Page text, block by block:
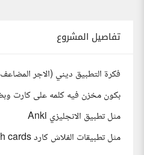
تفاصيل المشروع
فكرة التطبيق ديني (الاجر
بكون مخزن فيه كلمه على كارت
مثل تطبيق الانجليزي Anki
مثل تطبيقات الفلاش كارد flash cards